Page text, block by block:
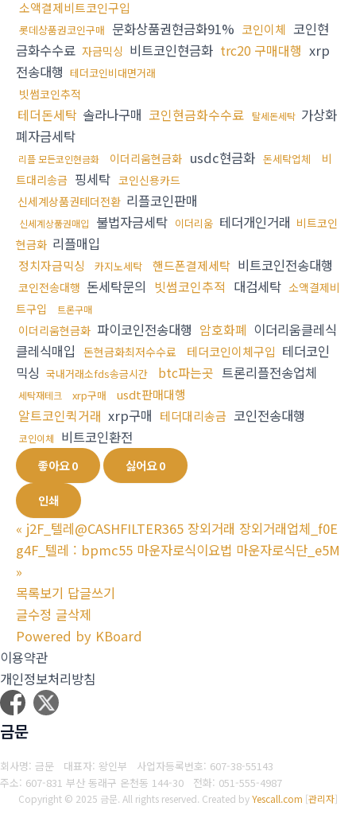
소액결제비트코인구입
롯데상품권코인구매 문화상품권현금화91% 코인이체 코인현
금화수수료 자금믹싱 비트코인현금화 trc20 구매대행 xrp
전송대행 테더코인비대면거래
빗썸코인추적
테더돈세탁 솔라나구매 코인현금화수수료 탈세돈세탁 가상화
폐자금세탁
리플 모든코인현금화 이더리움현금화 usdc현금화 돈세탁업체
비
트대리송금 핑세탁 코인신용카드
신세계상품권테더전환 리플코인판매
신세계상품권매입 불법자금세탁 이더리움 테더개인거래 비트코인
현금화 리플매입
정치자금믹싱 카지노세탁 핸드폰결제세탁 비트코인전송대행
코인전송대행 돈세탁문의 빗썸코인추적 대검세탁 소액결제비
트구입
트론구매
이더리움현금화 파이코인전송대행 암호화폐 이더리움클레식
클레식매입 돈현금화최저수수료 테더코인이체구입 테더코인
믹싱 국내거래소fds송금시간 btc파는곳 트론리플전송업체
세탁재테크 xrp구매 usdt판매대행
알트코인퀵거래 xrp구매 테더대리송금 코인전송대행
코인이체 비트코인환전
좋아요0 싫어요0
인쇄
« j2F_텔레@CASHFILTER365 장외거래 장외거래업체_f0E
g4F_텔레 : bpmc55 마운자로식이요법 마운자로식단_e5M
»
목록보기 답글쓰기
글수정 글삭제
Powered by KBoard
이용약관
개인정보처리방침
금문
회사명: 금문 대표자: 왕인부 사업자등록번호: 607-38-55143
주소: 607-831 부산 동래구 온천동 144-30 전화: 051-555-4987
Copyright © 2025 금문. All rights reserved. Created byYescall.com [관리자]